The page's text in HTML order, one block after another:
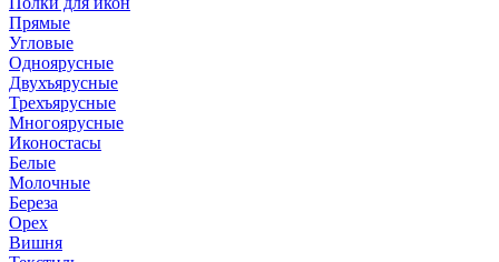
Прямые
Угловые
Одноярусные
Двухъярусные
Трехъярусные
Многоярусные
Иконостасы
Белые
Молочные
Береза
Орех
Вишня